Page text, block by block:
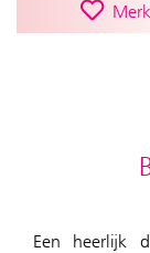
Een heerlijk